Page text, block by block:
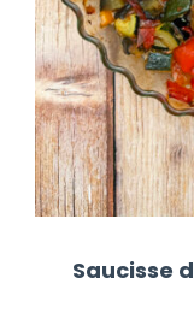
Saucisse